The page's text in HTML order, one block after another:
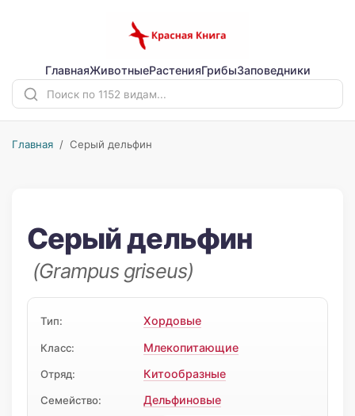
ГлавнаяЖивотныеРастенияГрибыЗаповедники
Главная / Серый дельфин
Серый дельфин
(Grampus griseus)
Тип: Хордовые
Класс: Млекопитающие
Отряд: Китообразные
Семейство: Дельфиновые